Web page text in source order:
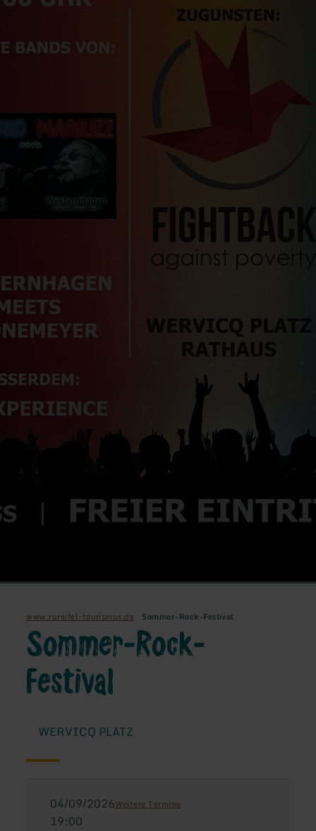
www.rureifel-tourismus.de Sommer-Rock-Festival
Sommer-Rock-
Festival
WERVICQ PLATZ
04/09/2026Weitere Termine
19:00